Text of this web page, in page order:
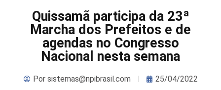
Quissamã participa da 23ª
Marcha dos Prefeitos e de
agendas no Congresso
Nacional nesta semana
Porsistemas@npibrasil.com 25/04/2022